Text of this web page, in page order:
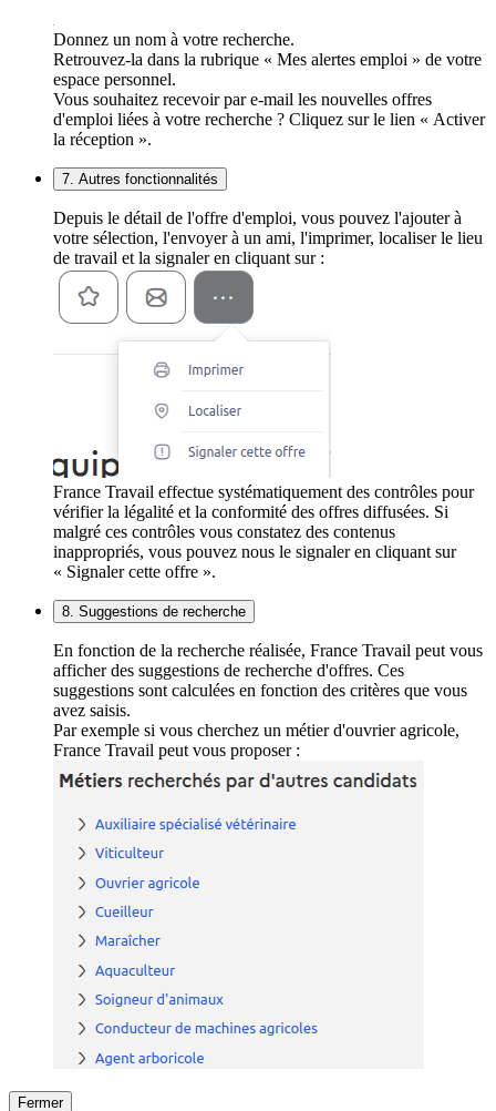
Donnez un nom à votre recherche.
Retrouvez-la dans la rubrique « Mes alertes emploi » de votre
espace personnel.
Vous souhaitez recevoir par e-mail les nouvelles offres
d'emploi liées à votre recherche ? Cliquez sur le lien « Activer
la réception ».
7. Autres fonctionnalités
Depuis le détail de l'offre d'emploi, vous pouvez l'ajouter à
votre sélection, l'envoyer à un ami, l'imprimer, localiser le lieu
de travail et la signaler en cliquant sur :
France Travail effectue systématiquement des contrôles pour
vérifier la légalité et la conformité des offres diffusées. Si
malgré ces contrôles vous constatez des contenus
inappropriés, vous pouvez nous le signaler en cliquant sur
« Signaler cette offre ».
8. Suggestions de recherche
En fonction de la recherche réalisée, France Travail peut vous
afficher des suggestions de recherche d'offres. Ces
suggestions sont calculées en fonction des critères que vous
avez saisis.
Par exemple si vous cherchez un métier d'ouvrier agricole,
France Travail peut vous proposer :
Fermer